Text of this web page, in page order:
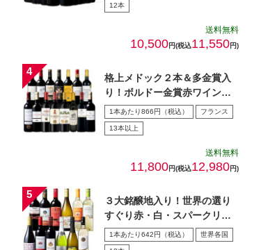
12本
送料無料
10,500円(税込11,550円)
格上メドック２本＆多金賞入
り！ボルドー金賞赤ワイン１
５本セット 第28弾
1本あたり866円（税込） フランス
13本以上
送料無料
11,800円(税込12,980円)
３大銘醸地入り！世界の選り
すぐり赤・白・スパークリン
グワイン飲み比べ１2本セッ
ト…
1本あたり642円（税込） 世界各国